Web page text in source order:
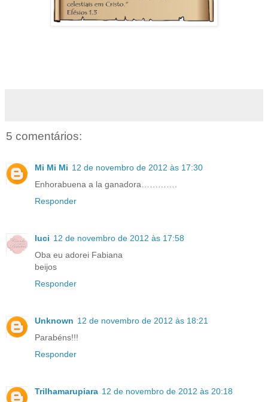
5 comentários:
Mi Mi Mi 12 de novembro de 2012 às 17:30
Enhorabuena a la ganadora………….
Responder
luci 12 de novembro de 2012 às 17:58
Oba eu adorei Fabiana
beijos
Responder
Unknown 12 de novembro de 2012 às 18:21
Parabéns!!!
Responder
Trilhamarupiara 12 de novembro de 2012 às 20:18